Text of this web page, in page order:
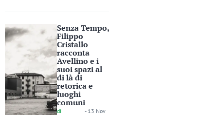
Senza Tempo,
Filippo
Cristallo
racconta
Avellino e i
suoi spazi al
di là di
retorica e
luoghi
comuni
di
- 13 Nov